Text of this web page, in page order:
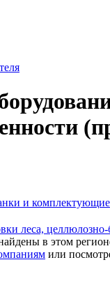
и комплектующие
леса,
в этом
или